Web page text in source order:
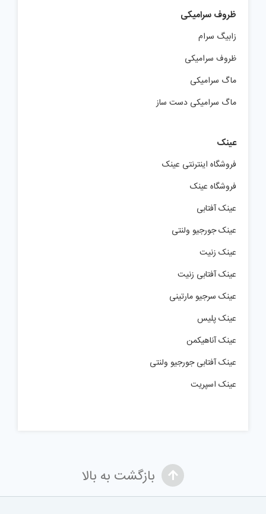
ظروف سرامیکی
زابیگ سرام
ظروف سرامیکی
ماگ سرامیکی
ماگ سرامیکی دست ساز
عینک
فروشگاه اینترنتی عینک
فروشگاه عینک
عینک آفتابی
عینک جورجیو ولنتی
عینک زنیت
عینک آفتابی زنیت
عینک سرجیو مارتینی
عینک پلیس
عینک آناهیکمن
عینک آفتابی جورجیو ولنتی
عینک اسپریت
بازگشت به بالا